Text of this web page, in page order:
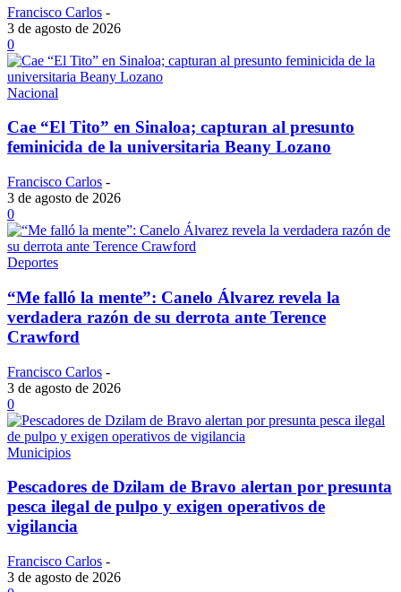
Francisco Carlos -
3 de agosto de 2026
0
Nacional
Cae “El Tito” en Sinaloa; capturan al presunto
feminicida de la universitaria Beany Lozano
Francisco Carlos -
3 de agosto de 2026
0
Deportes
“Me falló la mente”: Canelo Álvarez revela la
verdadera razón de su derrota ante Terence
Crawford
Francisco Carlos -
3 de agosto de 2026
0
Municipios
Pescadores de Dzilam de Bravo alertan por presunta
pesca ilegal de pulpo y exigen operativos de
vigilancia
Francisco Carlos -
3 de agosto de 2026